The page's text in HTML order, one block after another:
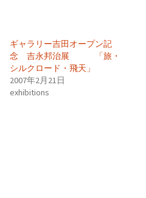
ギャラリー吉田オープン記
念 吉永邦治展 「旅・
シルクロード・飛天」
2007年2月21日
exhibitions